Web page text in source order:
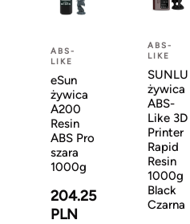
ABS-
LIKE
eSun
żywica
A200
Resin
ABS Pro
szara
1000g
204.25
PLN
ABS-
LIKE
SUNLU
żywica
ABS-
Like 3D
Printer
Rapid
Resin
1000g
Black
Czarna